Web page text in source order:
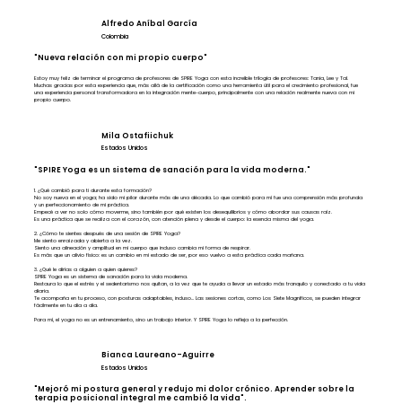
Alfredo Aníbal García
Colombia
"Nueva relación con mi propio cuerpo"
Estoy muy feliz de terminar el programa de profesores de SPIRE Yoga con esta increíble trilogía de profesores: Tania, Lee y Tal.
Muchas gracias por esta experiencia que, más allá de la certificación como una herramienta útil para el crecimiento profesional, fue
una experiencia personal transformadora en la integración mente-cuerpo, principalmente con una relación realmente nueva con mi
propio cuerpo.
Mila Ostafiichuk
Estados Unidos
"SPIRE Yoga es un sistema de sanación para la vida moderna."
1. ¿Qué cambió para ti durante esta formación?
No soy nueva en el yoga; ha sido mi pilar durante más de una década. Lo que cambió para mí fue una comprensión más profunda
y un perfeccionamiento de mi práctica.
Empecé a ver no solo cómo moverme, sino también por qué existen los desequilibrios y cómo abordar sus causas raíz.
Es una práctica que se realiza con el corazón, con atención plena y desde el cuerpo: la esencia misma del yoga.
2. ¿Cómo te sientes después de una sesión de SPIRE Yoga?
Me siento enraizada y abierta a la vez.
Siento una alineación y amplitud en mi cuerpo que incluso cambia mi forma de respirar.
Es más que un alivio físico: es un cambio en mi estado de ser, por eso vuelvo a esta práctica cada mañana.
3. ¿Qué le dirías a alguien a quien quieres?
SPIRE Yoga es un sistema de sanación para la vida moderna.
Restaura lo que el estrés y el sedentarismo nos quitan, a la vez que te ayuda a llevar un estado más tranquilo y conectado a tu vida
diaria.
Te acompaña en tu proceso, con posturas adaptables, incluso... Las sesiones cortas, como Los Siete Magníficos, se pueden integrar
fácilmente en tu día a día.
Para mí, el yoga no es un entrenamiento, sino un trabajo interior. Y SPIRE Yoga lo refleja a la perfección.
Bianca Laureano-Aguirre
Estados Unidos
"Mejoró mi postura general y redujo mi dolor crónico. Aprender sobre la
terapia posicional integral me cambió la vida".